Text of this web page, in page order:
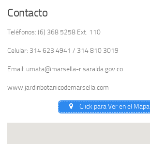
Contacto
Teléfonos: (6) 368 5258 Ext. 110
Celular: 314 623 4941 / 314 810 3019
Email: umata@marsella-risaralda.gov.co
www.jardinbotanicodemarsella.com
Click para Ver en el Mapa